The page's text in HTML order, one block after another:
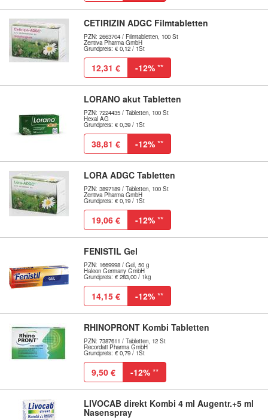
CETIRIZIN ADGC Filmtabletten
PZN: 2663704 / Filmtabletten, 100 St
Zentiva Pharma GmbH
Grundpreis: € 0,12 / 1St
12,31 € -12% **
LORANO akut Tabletten
PZN: 7224435 / Tabletten, 100 St
Hexal AG
Grundpreis: € 0,39 / 1St
38,81 € -12% **
LORA ADGC Tabletten
PZN: 3897189 / Tabletten, 100 St
Zentiva Pharma GmbH
Grundpreis: € 0,19 / 1St
19,06 € -12% **
FENISTIL Gel
PZN: 1669998 / Gel, 50 g
Haleon Germany GmbH
Grundpreis: € 283,00 / 1kg
14,15 € -12% **
RHINOPRONT Kombi Tabletten
PZN: 7387611 / Tabletten, 12 St
Recordati Pharma GmbH
Grundpreis: € 0,79 / 1St
9,50 € -12% **
LIVOCAB direkt Kombi 4 ml Augentr.+5 ml
Nasenspray